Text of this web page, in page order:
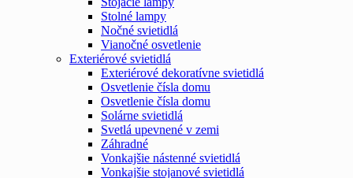
Stolné lampy
Nočné svietidlá
Vianočné osvetlenie
Exteriérové svietidlá
Exteriérové dekoratívne svietidlá
Osvetlenie čísla domu
Osvetlenie čísla domu
Solárne svietidlá
Svetlá upevnené v zemi
Záhradné
Vonkajšie nástenné svietidlá
Vonkajšie stojanové svietidlá